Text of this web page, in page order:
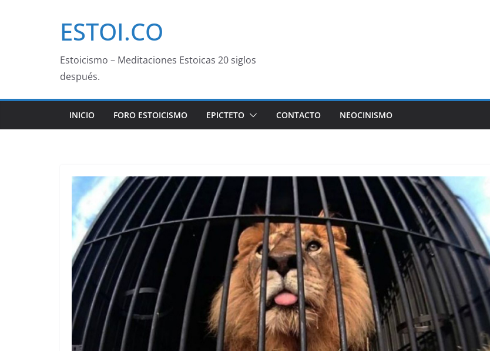
ESTOI.CO
Estoicismo – Meditaciones Estoicas 20 siglos
después.
INICIO FORO ESTOICISMO EPICTETO CONTACTO NEOCINISMO